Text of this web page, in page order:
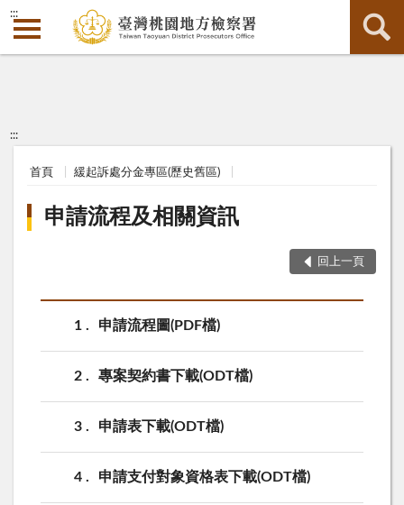
:::
:::
首頁 緩起訴處分金專區(歷史舊區)
申請流程及相關資訊
回上一頁
1 申請流程圖(PDF檔)
2 專案契約書下載(ODT檔)
3 申請表下載(ODT檔)
4 申請支付對象資格表下載(ODT檔)